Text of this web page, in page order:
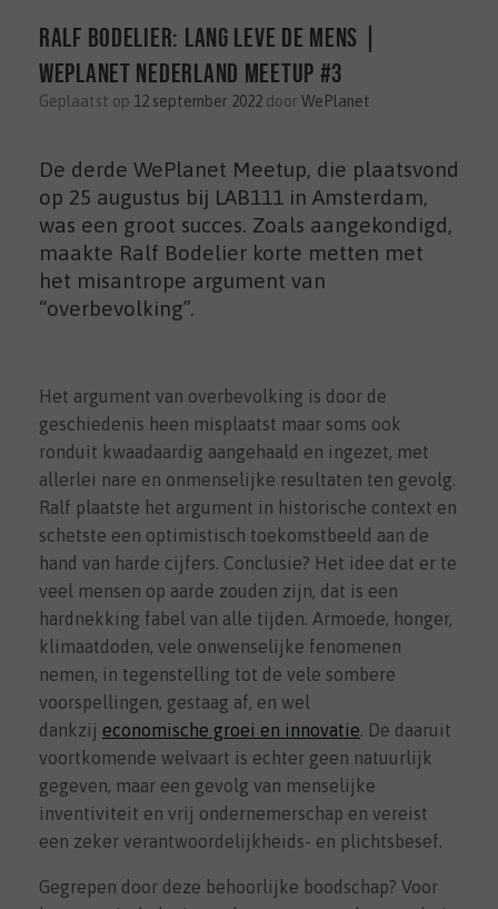
Ralf Bodelier: Lang Leve De Mens |
WePlanet Nederland Meetup #3
Geplaatst op 12 september 2022 door WePlanet
De derde WePlanet Meetup, die plaatsvond
op 25 augustus bij LAB111 in Amsterdam,
was een groot succes. Zoals aangekondigd,
maakte Ralf Bodelier korte metten met
het misantrope argument van
“overbevolking”.
Het argument van overbevolking is door de
geschiedenis heen misplaatst maar soms ook
ronduit kwaadaardig aangehaald en ingezet, met
allerlei nare en onmenselijke resultaten ten gevolg.
Ralf plaatste het argument in historische context en
schetste een optimistisch toekomstbeeld aan de
hand van harde cijfers. Conclusie? Het idee dat er te
veel mensen op aarde zouden zijn, dat is een
hardnekking fabel van alle tijden. Armoede, honger,
klimaatdoden, vele onwenselijke fenomenen
nemen, in tegenstelling tot de vele sombere
voorspellingen, gestaag af, en wel
dankzij economische groei en innovatie. De daaruit
voortkomende welvaart is echter geen natuurlijk
gegeven, maar een gevolg van menselijke
inventiviteit en vrij ondernemerschap en vereist
een zeker verantwoordelijkheids- en plichtsbesef.
Gegrepen door deze behoorlijke boodschap? Voor